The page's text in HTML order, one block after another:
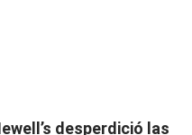
desperdició las